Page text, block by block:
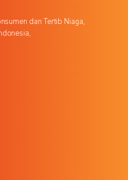
dan Tertib Niaga,